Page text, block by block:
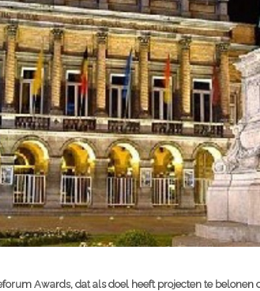
Awards, dat als doel heeft projecten te belonen